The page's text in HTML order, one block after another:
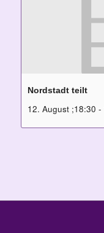
Nordstadt teilt
12. August ;18:30 -